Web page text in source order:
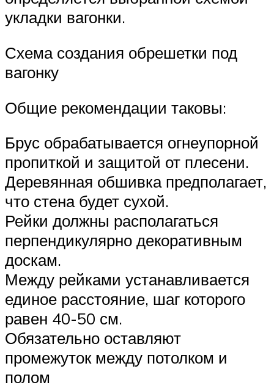
укладки вагонки.
Схема создания обрешетки под
вагонку
Общие рекомендации таковы:
Брус обрабатывается огнеупорной
пропиткой и защитой от плесени.
Деревянная обшивка предполагает,
что стена будет сухой.
Рейки должны располагаться
перпендикулярно декоративным
доскам.
Между рейками устанавливается
единое расстояние, шаг которого
равен 40-50 см.
Обязательно оставляют
промежуток между потолком и
полом